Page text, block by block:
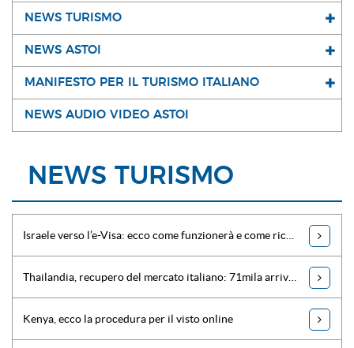
NEWS TURISMO
NEWS ASTOI
MANIFESTO PER IL TURISMO ITALIANO
NEWS AUDIO VIDEO ASTOI
NEWS TURISMO
Kenya, ecco la procedura per il visto online